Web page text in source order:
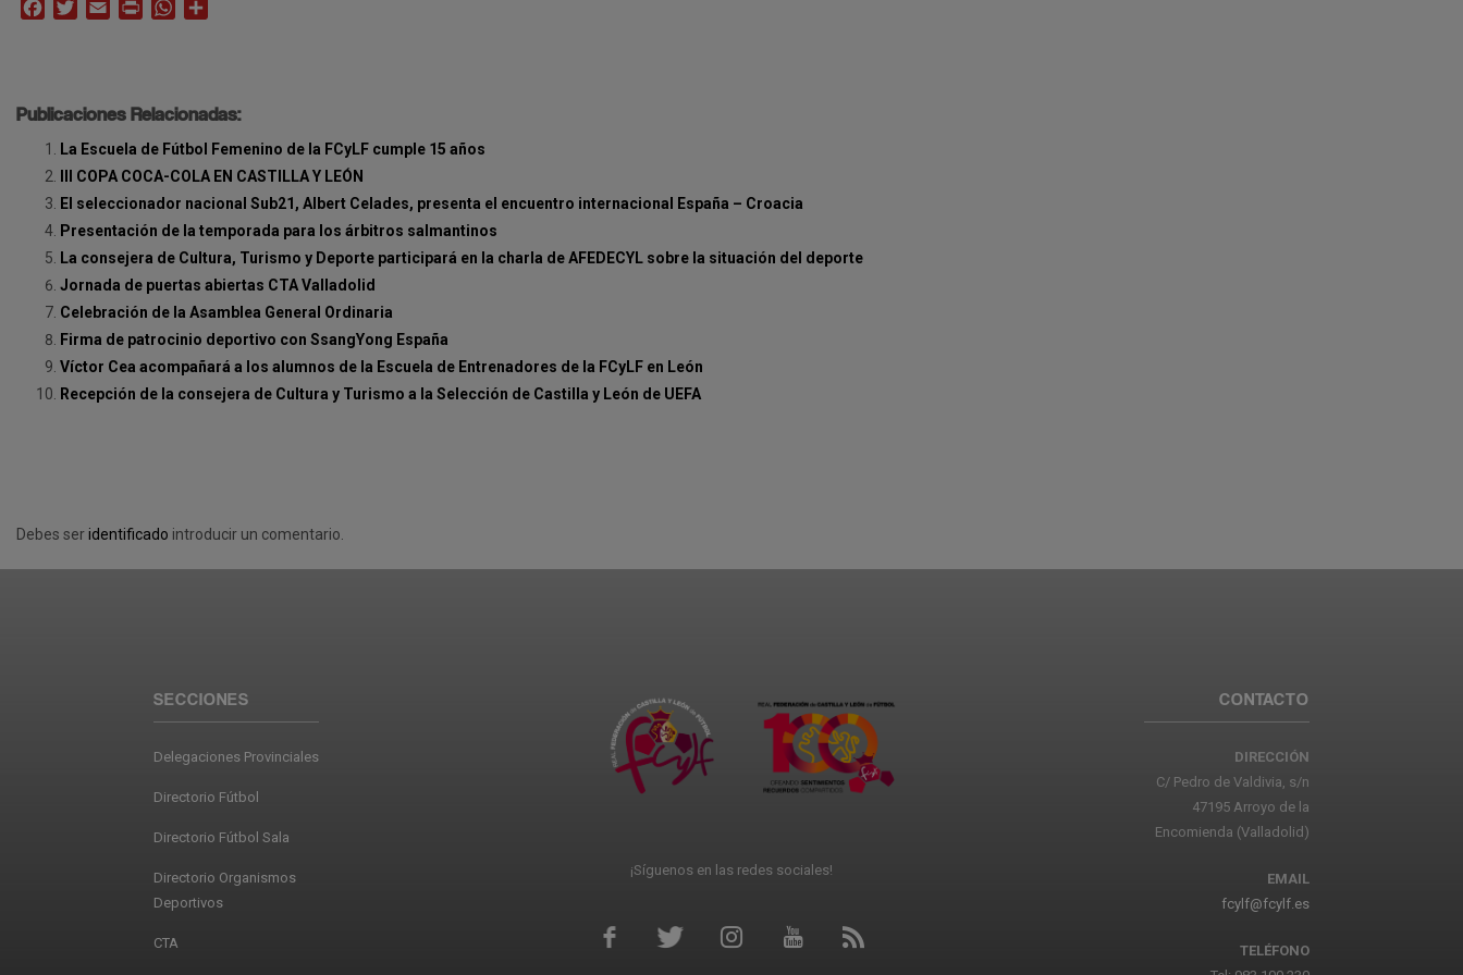
FacebookTwitterEmail Print WhatsApp
Publicaciones Relacionadas:
La Escuela de Fútbol Femenino de la FCyLF cumple 15 años
III COPA COCA-COLA EN CASTILLA Y LEÓN
El seleccionador nacional Sub21, Albert Celades, presenta el encuentro internacional España – Croacia
Presentación de la temporada para los árbitros salmantinos
La consejera de Cultura, Turismo y Deporte participará en la charla de AFEDECYL sobre la situación del deporte
Jornada de puertas abiertas CTA Valladolid
Celebración de la Asamblea General Ordinaria
Firma de patrocinio deportivo con SsangYong España
Víctor Cea acompañará a los alumnos de la Escuela de Entrenadores de la FCyLF en León
Recepción de la consejera de Cultura y Turismo a la Selección de Castilla y León de UEFA
Debes seridentificado introducir un comentario.
SECCIONES
Delegaciones Provinciales
Directorio Fútbol
Directorio Fútbol Sala
Directorio Organismos
Deportivos
CTA
¡Síguenos en las redes sociales!
CONTACTO
DIRECCIÓN
C/ Pedro de Valdivia, s/n
47195 Arroyo de la
Encomienda (Valladolid)
EMAIL
fcylf@fcylf.es
TELÉFONO